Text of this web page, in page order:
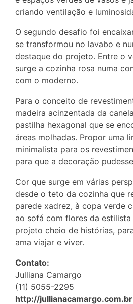
criando ventilação e
O segundo desafio foi
se transformou no lavabo e
destaque do projeto. Entre o
surge a cozinha rosa numa
com o moderno.
Para o conceito de
madeira acinzentada da
pastilha hexagonal que se
áreas molhadas. Propor uma
minimalista para os
para que a decoração
Cor que surge em várias
desde o teto da cozinha que
parede xadrez, à copa verde
ao sofá com flores da estilista
projeto cheio de histórias,
ama viajar e viver.
Contato:
Julliana Camargo
(11) 5055-2295
http://jullianacamargo.com.br